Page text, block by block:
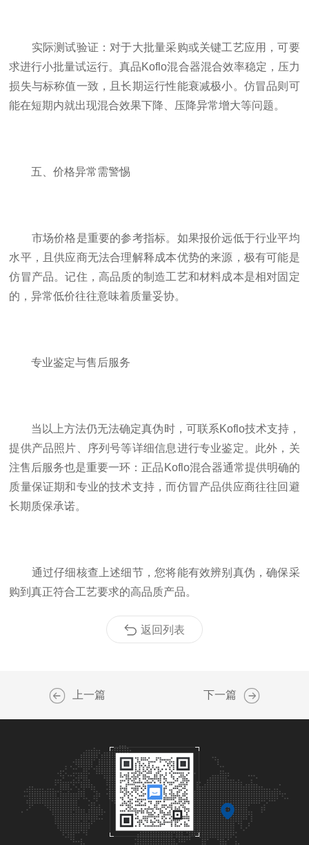
实际测试验证：对于大批量采购或关键工艺应用，可要
求进行小批量试运行。真品Koflo混合器混合效率稳定，压力
损失与标称值一致，且长期运行性能衰减极小。仿冒品则可
能在短期内就出现混合效果下降、压降异常增大等问题。
五、价格异常需警惕
市场价格是重要的参考指标。如果报价远低于行业平均
水平，且供应商无法合理解释成本优势的来源，极有可能是
仿冒产品。记住，高品质的制造工艺和材料成本是相对固定
的，异常低价往往意味着质量妥协。
专业鉴定与售后服务
当以上方法仍无法确定真伪时，可联系Koflo技术支持，
提供产品照片、序列号等详细信息进行专业鉴定。此外，关
注售后服务也是重要一环：正品Koflo混合器通常提供明确的
质量保证期和专业的技术支持，而仿冒产品供应商往往回避
长期质保承诺。
通过仔细核查上述细节，您将能有效辨别真伪，确保采
购到真正符合工艺要求的高品质产品。
返回列表
上一篇 下一篇